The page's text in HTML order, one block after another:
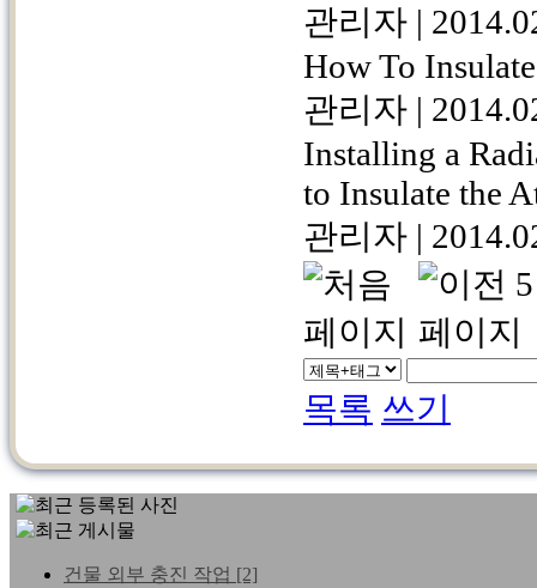
관리자 |
How To
관리자 |
Installing a
to Insulate the
관리자 |
목록 쓰기
건물 외부 충진 작업 [2]